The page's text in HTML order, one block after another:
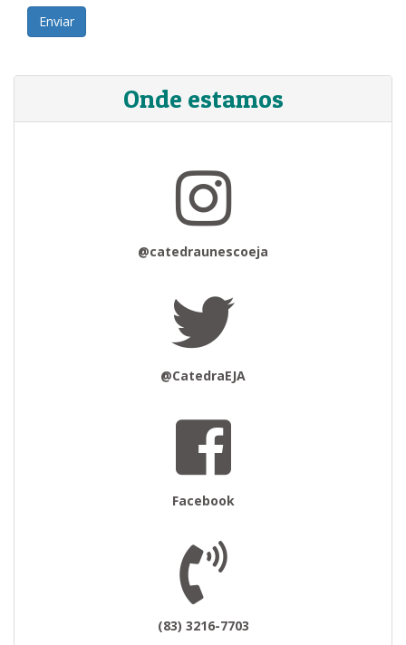
Enviar
Onde estamos
@catedraunescoeja
@CatedraEJA
Facebook
(83) 3216-7703